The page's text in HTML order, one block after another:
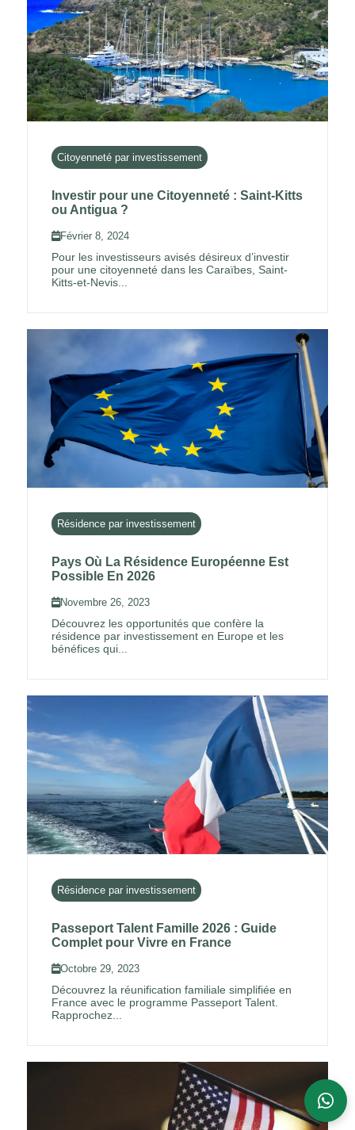
Citoyenneté par investissement
Investir pour une Citoyenneté : Saint-Kitts
ou Antigua ?
Février 8, 2024
Pour les investisseurs avisés désireux d’investir
pour une citoyenneté dans les Caraïbes, Saint-
Kitts-et-Nevis...
Résidence par investissement
Pays Où La Résidence Européenne Est
Possible En 2026
Novembre 26, 2023
Découvrez les opportunités que confère la
résidence par investissement en Europe et les
bénéfices qui...
Résidence par investissement
Passeport Talent Famille 2026 : Guide
Complet pour Vivre en France
Octobre 29, 2023
Découvrez la réunification familiale simplifiée en
France avec le programme Passeport Talent.
Rapprochez...
Conseiller HLG
Disponible du lundi au vendredi, 9h–18h